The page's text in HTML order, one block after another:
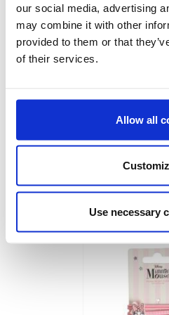
our social media, advertising
may combine it with other
provided to them or that
of their services.
Allow all
Use necessary
Ref:
PINCES 4
Ref: